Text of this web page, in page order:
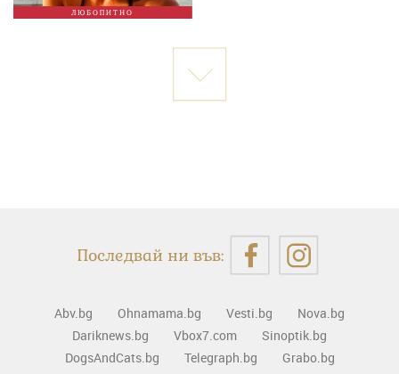
ЛЮБОПИТНО
Последвай ни във:
Abv.bg Ohnamama.bg Vesti.bg
Nova.bg
Dariknews.bg
Vbox7.com
Sinoptik.bg
DogsAndCats.bg
Telegraph.bg
Grabo.bg